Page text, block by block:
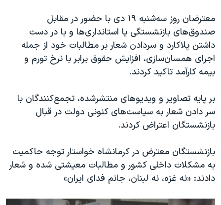
قانون شفافیت دارائی کادر رهبری ایران
اعتراضات مردمی آبان ۹۸
اسرائیل در جنگ
نرگس محمدی برنده جایزه نوبل صلح
همایش محافظه‌کاران آمریکا «سی‌پک»
صفحه‌های ویژه
سفر پرزیدنت ترامپ به چین
معترضان روز سه‌شنبه ۱۹ دی‌ با حضور در مقابل
صندوق‌های بازنشستگی یا استانداری‌ها و با در دست
داشتن پلاکارد و سردادن شعار بر مطالبات خود از جمله
اجرای همسان‌سازی، افزایش حقوق برابر با نرخ تورم و
بیمه کارآمد تاکید کردند.
بر پایه تصاویر و ویدیوهای منتشرشده، تجمع‌کنندگان با
سر دادن شعار به سیاست‌های کنونی دولت در قبال
بازنشستگان اعتراض کردند.
بازنشستگان معترض در کرمانشاه خواستار توجه حاکمیت
به مشکلات داخلی کشور و مطالبات معیشتی شده و شعار
دادند: «نه غزه، نه لبنان، جانم فدای ایران»